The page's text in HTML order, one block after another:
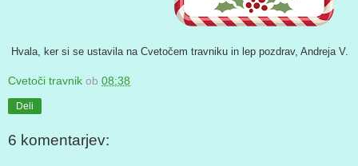
Hvala, ker si se ustavila na Cvetočem travniku in lep pozdrav, Andreja V.
Cvetoči travnik ob 08:38
Deli
6 komentarjev: